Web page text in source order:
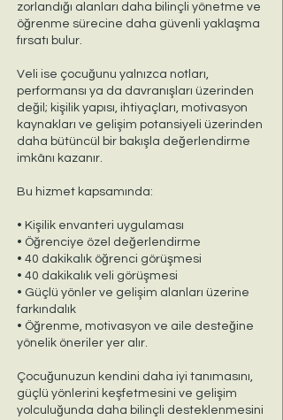
zorlandığı alanları daha bilinçli yönetme ve
öğrenme sürecine daha güvenli yaklaşma
fırsatı bulur.
Veli ise çocuğunu yalnızca notları,
performansı ya da davranışları üzerinden
değil; kişilik yapısı, ihtiyaçları, motivasyon
kaynakları ve gelişim potansiyeli üzerinden
daha bütüncül bir bakışla değerlendirme
imkânı kazanır.
Bu hizmet kapsamında:
• Kişilik envanteri uygulaması
• Öğrenciye özel değerlendirme
• 40 dakikalık öğrenci görüşmesi
• 40 dakikalık veli görüşmesi
• Güçlü yönler ve gelişim alanları üzerine
farkındalık
• Öğrenme, motivasyon ve aile desteğine
yönelik öneriler yer alır.
Çocuğunuzun kendini daha iyi tanımasını,
güçlü yönlerini keşfetmesini ve gelişim
yolculuğunda daha bilinçli desteklenmesini